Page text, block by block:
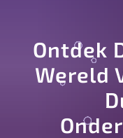
Ontdek
Wereld